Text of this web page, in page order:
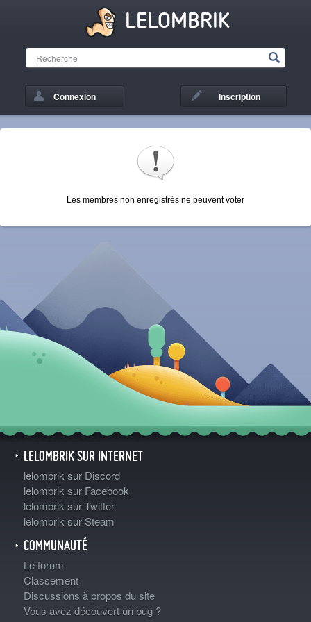
LELOMBRIK
Connexion Inscription
Les membres non enregistrés ne peuvent voter
LELOMBRIK SUR INTERNET
lelombrik sur Discord
lelombrik sur Facebook
lelombrik sur Twitter
lelombrik sur Steam
COMMUNAUTÉ
Le forum
Classement
Discussions à propos du site
Vous avez découvert un bug ?